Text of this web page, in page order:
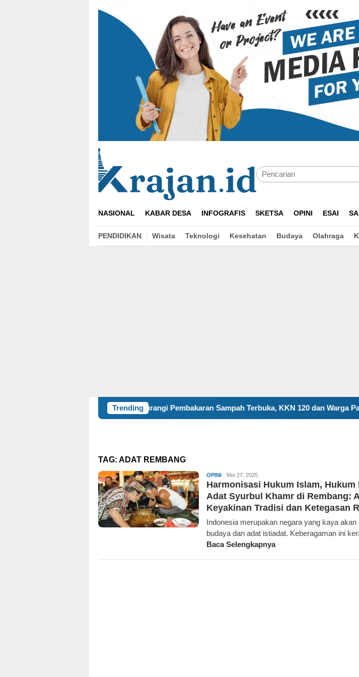
NASIONAL KABAR DESA INFOGRAFIS SKETSA OPINI ESAI
PENDIDIKAN Wisata Teknologi Kesehatan Budaya Olahraga
Trending
Kurangi Pembakaran Sampah Terbuka, KKN 120 dan Warga Pancuran Gotong
TAG: ADAT REMBANG
OPINIKrajan.id
Mei 27, 2025
Harmonisasi Hukum Islam, Hukum
Adat Syurbul Khamr di Rembang:
Keyakinan Tradisi dan Ketegasan
Indonesia merupakan negara yang kaya akan
budaya dan adat istiadat. Keberagaman ini
Baca Selengkapnya